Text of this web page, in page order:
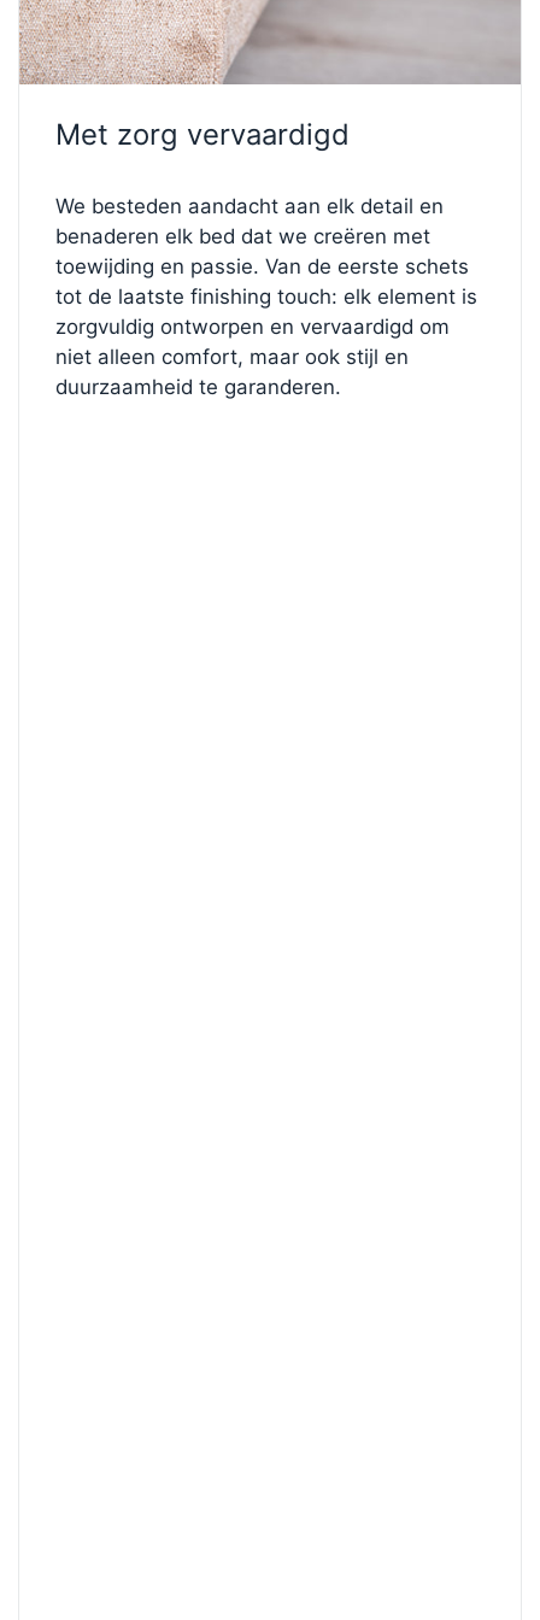
Het ontwerp wordt gecompleteerd door
hoge FL1 verchroomde metalen poten
vleugje eigentijdse glans en elegantie toevoegen.
Rough stof in taupe, een subtiel getextureerd en
ruimte toevoegt.
Ontwerp jouw perfecte bed
Wilt u de kleur, het hoofdbord of de stevigheid
wijzigen?
Bezoek onze Bed Configuratoren creëer uw
droombed. Combineer stoffen, comfortniveaus en
afwerkingen tot het helemaal bij u past.
Met zorg vervaardigd
We besteden aandacht aan elk detail en
benaderen elk bed dat we creëren met
toewijding en passie. Van de eerste schets
tot de laatste finishing touch: elk element is
zorgvuldig ontworpen en vervaardigd om
niet alleen comfort, maar ook stijl en
duurzaamheid te garanderen.